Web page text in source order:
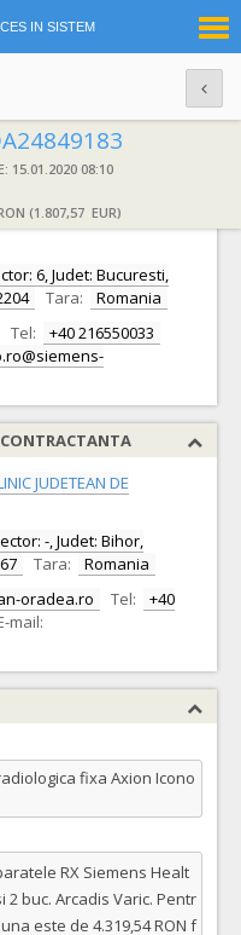
IN SISTEM
15.01.2020 08:10
(1.807,57 EUR)
SRL S.R.L.
CIF:
6, Judet: Bucuresti,
Tara:
Romania
Tel:
+40 216550033
JUDETEAN DE
-, Judet: Bihor,
Tara:
Romania
oradea.ro Tel:
+40
mail:
fixa Axion Icono
RX Siemens Healt
buc. Arcadis Varic. Pentr
este de 4.319,54 RON f